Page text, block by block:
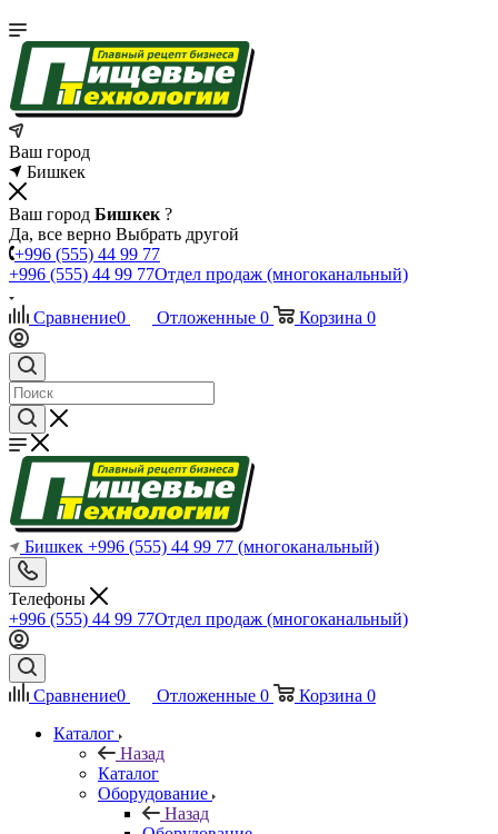
Ваш город
Бишкек
Ваш город Бишкек ?
Да, все верно Выбрать другой
+996 (555) 44 99 77
+996 (555) 44 99 77Отдел продаж (многоканальный)
Сравнение0 Отложенные 0 Корзина 0
Бишкек +996 (555) 44 99 77 (многоканальный)
Телефоны
+996 (555) 44 99 77Отдел продаж (многоканальный)
Сравнение0 Отложенные 0 Корзина 0
Каталог
Назад
Каталог
Оборудование
Назад